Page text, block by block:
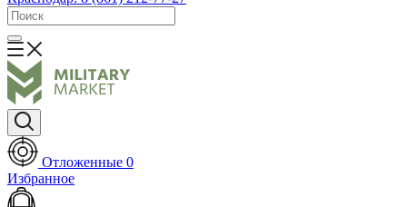
Отложенные 0
Избранное